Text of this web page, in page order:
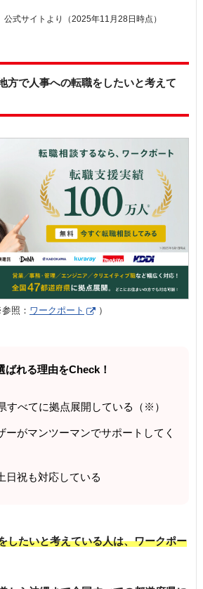
式サイトより（2025年11月28日時点）
方で人事への転職をしたいと考えて
照： ワークポート ）
れる理由をCheck！
すべてに拠点展開している（※）
ーがマンツーマンでサポートしてく
日祝も対応している
したいと考えている人は、ワークポー